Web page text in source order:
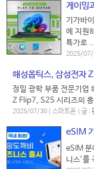
게이밍
기가바
에 지원
특가로 ..
2025/07/
해성옵틱스, 삼성전자
정밀 광학 부품 전문기
Z Flip7, S25 시리즈의
2025/07/30 | 스마트폰 | 글 :
eSIM
eSIM 분
니스’를